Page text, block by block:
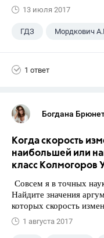
13 июля 2017
ГДЗ Мордкович
1 ответ
Богдана
Когда скорость
наибольшей или
класс Колмогоров
Совсем я в точных
Найдите значения
которых скорость
1 августа 2017